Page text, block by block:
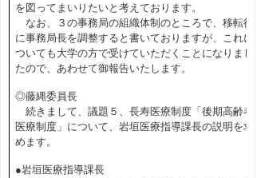
を図ってまいりたいと考えております。
なお、３の事務局の組織体制のところで、移転後
に事務局長を調整すると書いておりますが、これに
ついても大学の方で受けていただくことになりまし
たので、あわせて御報告いたします。
◎藤縄委員長
続きまして、議題５、長寿医療制度「後期高齢者
医療制度」について、岩垣医療指導課長の説明を求
めます。
●岩垣医療指導課長